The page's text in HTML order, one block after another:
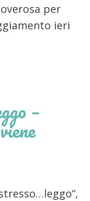
per
ieri
–